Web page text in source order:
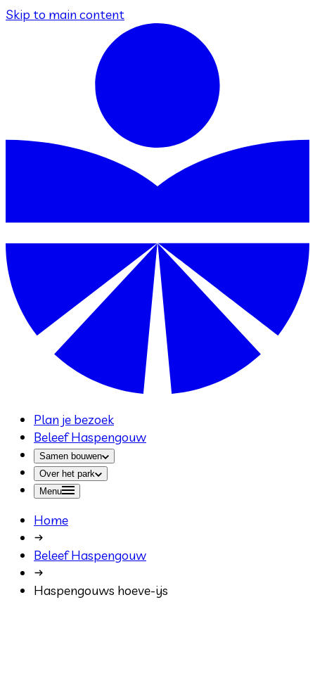
Skip to main content
Plan je bezoek
Beleef Haspengouw
Samen bouwen
Over het park
Menu
Home
Beleef Haspengouw
Haspengouws hoeve-ijs